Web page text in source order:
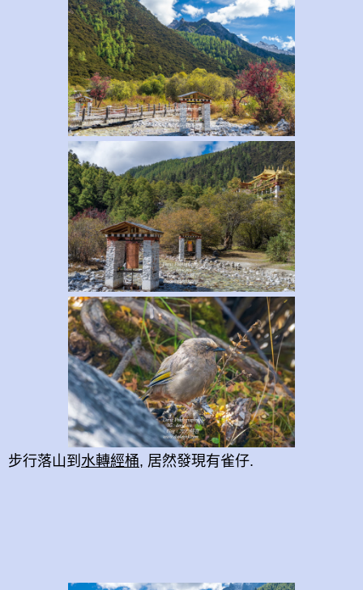
步行落山到 水轉經桶, 居然發現有雀仔.